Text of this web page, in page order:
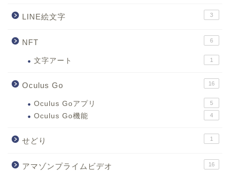
LINE絵文字 3
NFT 6
文字アート 1
Oculus Go 16
Oculus Goアプリ 5
Oculus Go機能 4
せどり 1
アマゾンプライムビデオ 16